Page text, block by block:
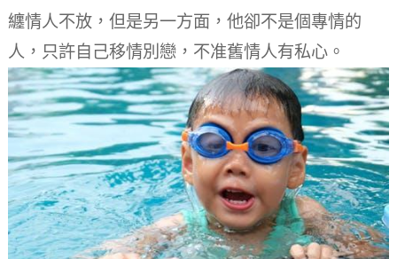
纏情人不放，但是另一方面，他卻不是個專情的
人，只許自己移情別戀，不准舊情人有私心。